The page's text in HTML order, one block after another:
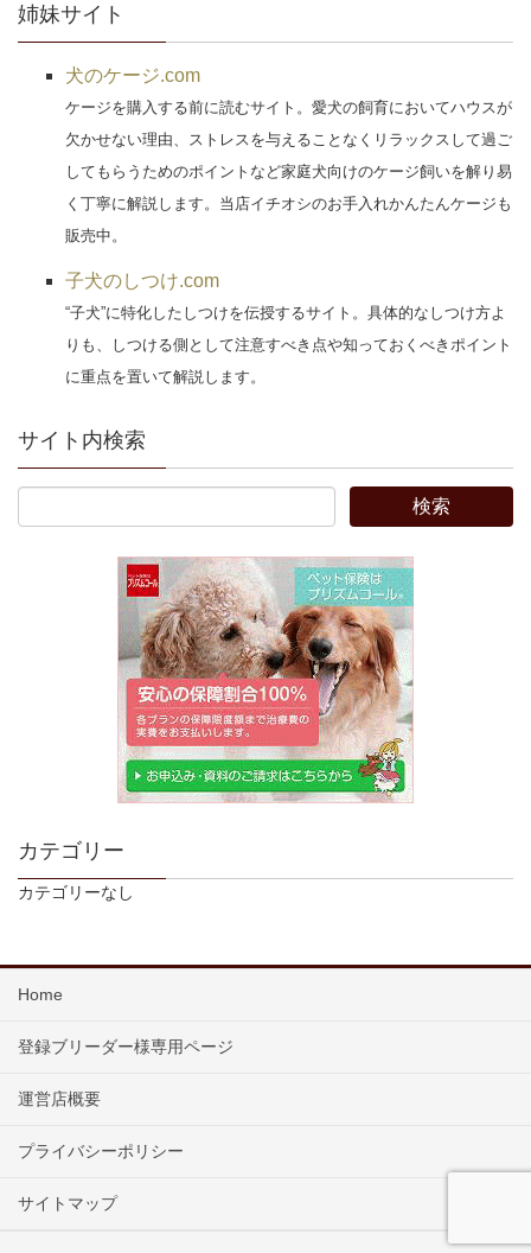
姉妹サイト
犬のケージ.com
ケージを購入する前に読むサイト。愛犬の飼育においてハウスが
欠かせない理由、ストレスを与えることなくリラックスして過ご
してもらうためのポイントなど家庭犬向けのケージ飼いを解り易
く丁寧に解説します。当店イチオシのお手入れかんたんケージも
販売中。
子犬のしつけ.com
“子犬”に特化したしつけを伝授するサイト。具体的なしつけ方よ
りも、しつける側として注意すべき点や知っておくべきポイント
に重点を置いて解説します。
サイト内検索
カテゴリー
カテゴリーなし
Home
登録ブリーダー様専用ページ
運営店概要
プライバシーポリシー
サイトマップ